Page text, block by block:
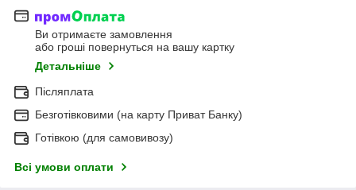
Ви отримаєте замовлення
або гроші повернуться на вашу картку
Детальніше
Післяплата
Безготівковими (на карту Приват Банку)
Готівкою (для самовивозу)
Всі умови оплати